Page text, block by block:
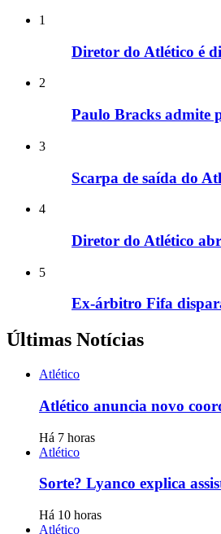
1
Diretor do Atlético é
2
Paulo Bracks admite
3
Scarpa de saída do
4
Diretor do Atlético
5
Ex-árbitro Fifa
Últimas Notícias
Atlético
Atlético anuncia novo
Há 7 horas
Atlético
Sorte? Lyanco explica
Há 10 horas
Atlético